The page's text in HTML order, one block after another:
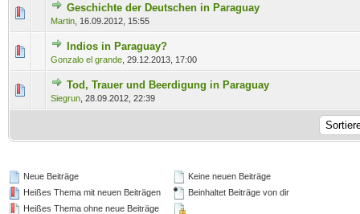
Geschichte der Deutschen in Paraguay
Martin 16.09.2012, 15:55
0 Bewertung(en) - 0 von 5 durchschnittlich
1234 5
Indios in Paraguay?
Gonzalo el grande 29.12.2013, 17:00
0 Bewertung(en) - 0 von 5 durchschnittlich
Tod, Trauer und Beerdigung in Paraguay
Siegrun 28.09.2012, 22:39
0 Bewertung(en) - 0 von 5 durchschnittlich
12345
Neue Beiträge
Heißes Thema mit neuen Beiträgen
Heißes Thema ohne neue Beiträge
Keine neuen Beiträge
Beinhaltet Beiträge von dir